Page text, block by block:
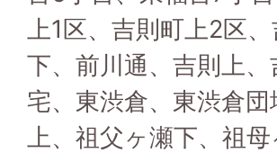
上1区、吉則町上2区
下、前川通、吉則上
宅、東渋倉、東渋倉
上、祖父ヶ瀬下、祖